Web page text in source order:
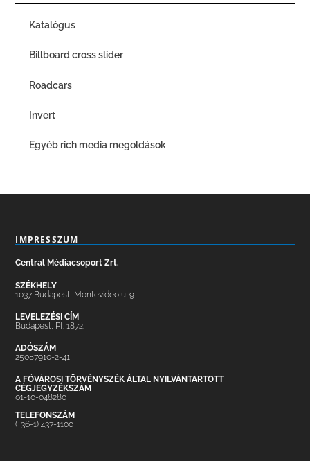
Katalógus
Billboard cross slider
Roadcars
Invert
Egyéb rich media megoldások
IMPRESSZUM
Central Médiacsoport Zrt.
SZÉKHELY
1037 Budapest, Montevideo u. 9.
LEVELEZÉSI CÍM
Budapest, Pf. 1872.
ADÓSZÁM
25087910-2-41
A FŐVÁROSI TÖRVÉNYSZÉK ÁLTAL NYILVÁNTARTOTT
CÉGJEGYZÉKSZÁM
01-10-048280
TELEFONSZÁM
(+36-1) 437-1100